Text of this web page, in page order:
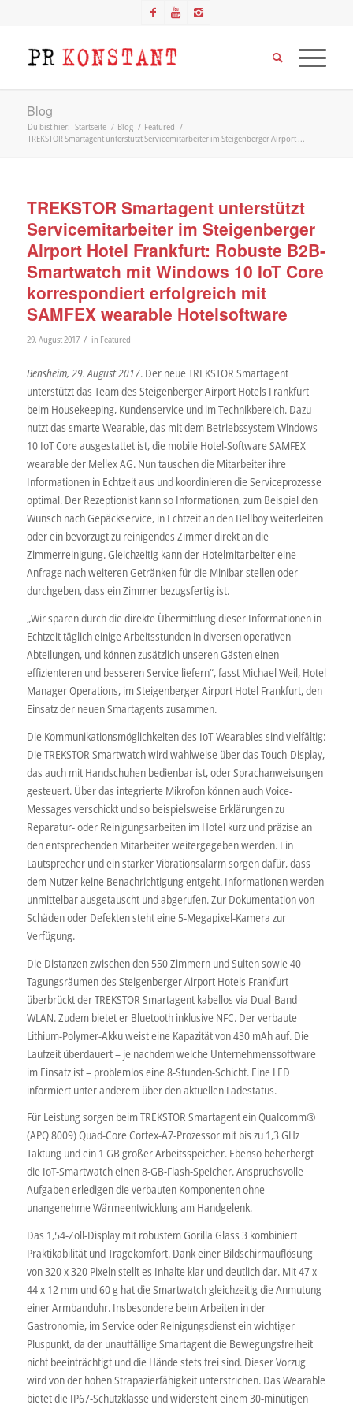
Blog
Du bist hier: Startseite / Blog / Featured /
TREKSTOR Smartagent unterstützt Servicemitarbeiter im Steigenberger Airport ...
TREKSTOR Smartagent unterstützt
Servicemitarbeiter im Steigenberger
Airport Hotel Frankfurt: Robuste B2B-
Smartwatch mit Windows 10 IoT Core
korrespondiert erfolgreich mit
SAMFEX wearable Hotelsoftware
29. August 2017 / in Featured
Bensheim, 29. August 2017. Der neue TREKSTOR Smartagent
unterstützt das Team des Steigenberger Airport Hotels Frankfurt
beim Housekeeping, Kundenservice und im Technikbereich. Dazu
nutzt das smarte Wearable, das mit dem Betriebssystem Windows
10 IoT Core ausgestattet ist, die mobile Hotel-Software SAMFEX
wearable der Mellex AG. Nun tauschen die Mitarbeiter ihre
Informationen in Echtzeit aus und koordinieren die Serviceprozesse
optimal. Der Rezeptionist kann so Informationen, zum Beispiel den
Wunsch nach Gepäckservice, in Echtzeit an den Bellboy weiterleiten
oder ein bevorzugt zu reinigendes Zimmer direkt an die
Zimmerreinigung. Gleichzeitig kann der Hotelmitarbeiter eine
Anfrage nach weiteren Getränken für die Minibar stellen oder
durchgeben, dass ein Zimmer bezugsfertig ist.
„Wir sparen durch die direkte Übermittlung dieser Informationen in
Echtzeit täglich einige Arbeitsstunden in diversen operativen
Abteilungen, und können zusätzlich unseren Gästen einen
effizienteren und besseren Service liefern“, fasst Michael Weil, Hotel
Manager Operations, im Steigenberger Airport Hotel Frankfurt, den
Einsatz der neuen Smartagents zusammen.
Die Kommunikationsmöglichkeiten des IoT-Wearables sind vielfältig:
Die TREKSTOR Smartwatch wird wahlweise über das Touch-Display,
das auch mit Handschuhen bedienbar ist, oder Sprachanweisungen
gesteuert. Über das integrierte Mikrofon können auch Voice-
Messages verschickt und so beispielsweise Erklärungen zu
Reparatur- oder Reinigungsarbeiten im Hotel kurz und präzise an
den entsprechenden Mitarbeiter weitergegeben werden. Ein
Lautsprecher und ein starker Vibrationsalarm sorgen dafür, dass
dem Nutzer keine Benachrichtigung entgeht. Informationen werden
unmittelbar ausgetauscht und abgerufen. Zur Dokumentation von
Schäden oder Defekten steht eine 5-Megapixel-Kamera zur
Verfügung.
Die Distanzen zwischen den 550 Zimmern und Suiten sowie 40
Tagungsräumen des Steigenberger Airport Hotels Frankfurt
überbrückt der TREKSTOR Smartagent kabellos via Dual-Band-
WLAN. Zudem bietet er Bluetooth inklusive NFC. Der verbaute
Lithium-Polymer-Akku weist eine Kapazität von 430 mAh auf. Die
Laufzeit überdauert – je nachdem welche Unternehmenssoftware
im Einsatz ist – problemlos eine 8-Stunden-Schicht. Eine LED
informiert unter anderem über den aktuellen Ladestatus.
Für Leistung sorgen beim TREKSTOR Smartagent ein Qualcomm®
(APQ 8009) Quad-Core Cortex-A7-Prozessor mit bis zu 1,3 GHz
Taktung und ein 1 GB großer Arbeitsspeicher. Ebenso beherbergt
die IoT-Smartwatch einen 8-GB-Flash-Speicher. Anspruchsvolle
Aufgaben erledigen die verbauten Komponenten ohne
unangenehme Wärmeentwicklung am Handgelenk.
Das 1,54-Zoll-Display mit robustem Gorilla Glass 3 kombiniert
Praktikabilität und Tragekomfort. Dank einer Bildschirmauflösung
von 320 x 320 Pixeln stellt es Inhalte klar und deutlich dar. Mit 47 x
44 x 12 mm und 60 g hat die Smartwatch gleichzeitig die Anmutung
einer Armbanduhr. Insbesondere beim Arbeiten in der
Gastronomie, im Service oder Reinigungsdienst ein wichtiger
Pluspunkt, da der unauffällige Smartagent die Bewegungsfreiheit
nicht beeinträchtigt und die Hände stets frei sind. Dieser Vorzug
wird von der hohen Strapazierfähigkeit unterstrichen. Das Wearable
bietet die IP67-Schutzklasse und widersteht einem 30-minütigen